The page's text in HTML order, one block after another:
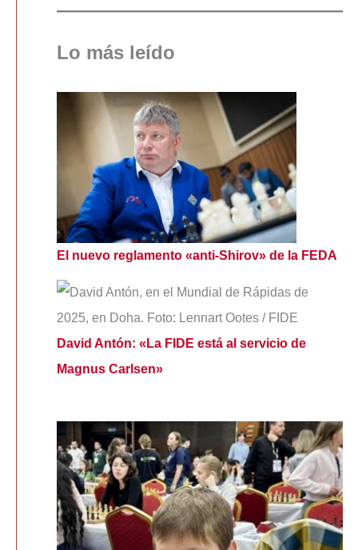
Lo más leído
El nuevo reglamento «anti-Shirov» de la FEDA
David Antón: «La FIDE está al servicio de
Magnus Carlsen»